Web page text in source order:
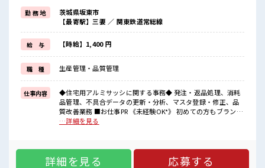
ルUP・ステップUP目指していきましょう！
《土日祝がお休み*》
お休みが決まっているので先の予定もたてやすい！
残業も月10時間未満と少なめなのでプライベートも充実◎
《フォロー体制バッチリ*》
新しいことにチャレンジするのは不安だけど、
担当がしっかりサポートしてくれるので安心！
なにか困ったことがあればすぐに相談してくださいね♪
■職場の雰囲気
女性の方も多数活躍中☆
マイカー・自転車・バイク通勤OK！
もちろん近くに駐車場あります◎1食350円から頼めるおいしい食堂
勤 務 地
茨城県坂東市
【最寄駅】三妻 ／ 関東鉄道常総線
給 与 【時給】1,400 円
職 種 生産管理・品質管理
仕事内容
◆住宅用アルミサッシに関する事務◆ 発注・返品処理、消耗
品管理、不具合データの更新・分析、マスタ登録・修正、品
質改善業務 ■お仕事PR 《未経験OK*》 初めての方もブランク
のある方も！ もちろん経験者も大カンゲイ★ パソコンも触る
みが決まっているので先の予定もたてやすい！ 残業も月10時
間未満と少なめなのでプライベートも充実◎ 《フォロー体制
…詳細を見る
詳細を見る 応募する